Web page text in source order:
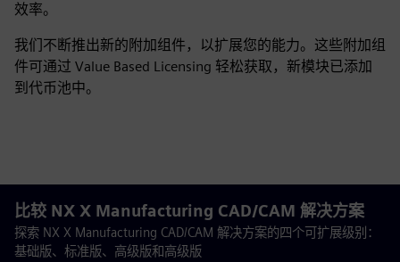
效率。
我们不断推出新的附加组件，以扩展您的能力。这些附加组
件可通过 Value Based Licensing 轻松获取，新模块已添加
到代币池中。
比较 NX X Manufacturing CAD/CAM 解决方案
探索 NX X Manufacturing CAD/CAM 解决方案的四个可扩展级别：
基础版、标准版、高级版和高级版